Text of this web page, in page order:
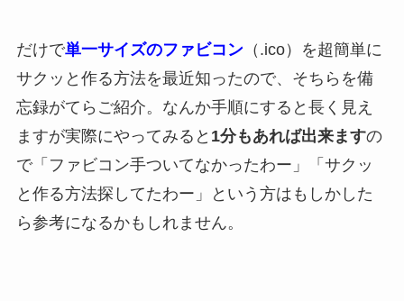
だけで単一サイズのファビコン（.ico）を超簡単に
サクッと作る方法を最近知ったので、そちらを備
忘録がてらご紹介。なんか手順にすると長く見え
ますが実際にやってみると 1分もあれば出来ますの
で「ファビコン手ついてなかったわー」「サクッ
と作る方法探してたわー」という方はもしかした
ら参考になるかもしれません。